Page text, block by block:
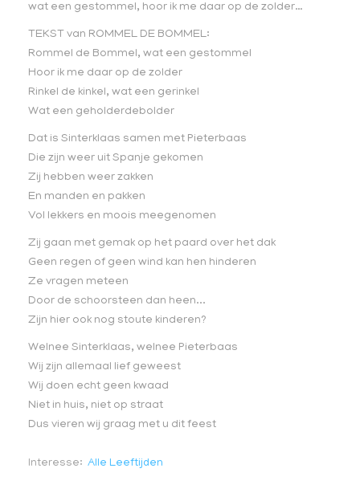
wat een gestommel, hoor ik me daar op de zolder…
TEKST van ROMMEL DE BOMMEL:
Rommel de Bommel, wat een gestommel
Hoor ik me daar op de zolder
Rinkel de kinkel, wat een gerinkel
Wat een geholderdebolder
Dat is Sinterklaas samen met Pieterbaas
Die zijn weer uit Spanje gekomen
Zij hebben weer zakken
En manden en pakken
Vol lekkers en moois meegenomen
Zij gaan met gemak op het paard over het dak
Geen regen of geen wind kan hen hinderen
Ze vragen meteen
Door de schoorsteen dan heen...
Zijn hier ook nog stoute kinderen?
Welnee Sinterklaas, welnee Pieterbaas
Wij zijn allemaal lief geweest
Wij doen echt geen kwaad
Niet in huis, niet op straat
Dus vieren wij graag met u dit feest
Interesse Alle Leeftijden